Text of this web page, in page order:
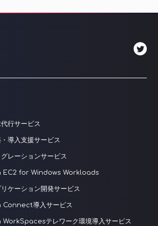
行サービス
導入支援サービス
レーションサービス
EC2 for Windows Workloads
ケーション開発サービス
Connect導入サービス
テレワーク環境導入サービス